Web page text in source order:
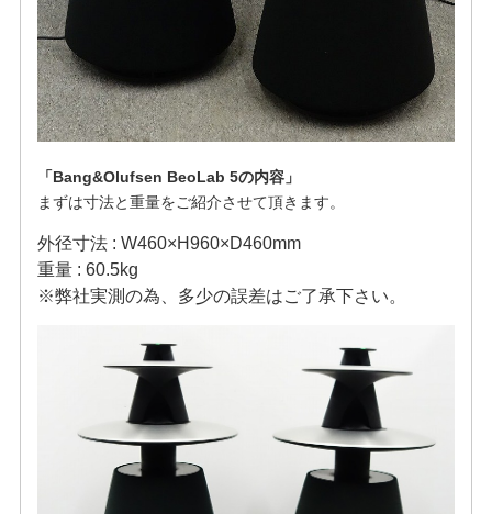
「Bang&Olufsen BeoLab 5の内容」
まずは寸法と重量をご紹介させて頂きます。
外径寸法 : W460×H960×D460mm
重量 : 60.5kg
※弊社実測の為、多少の誤差はご了承下さい。